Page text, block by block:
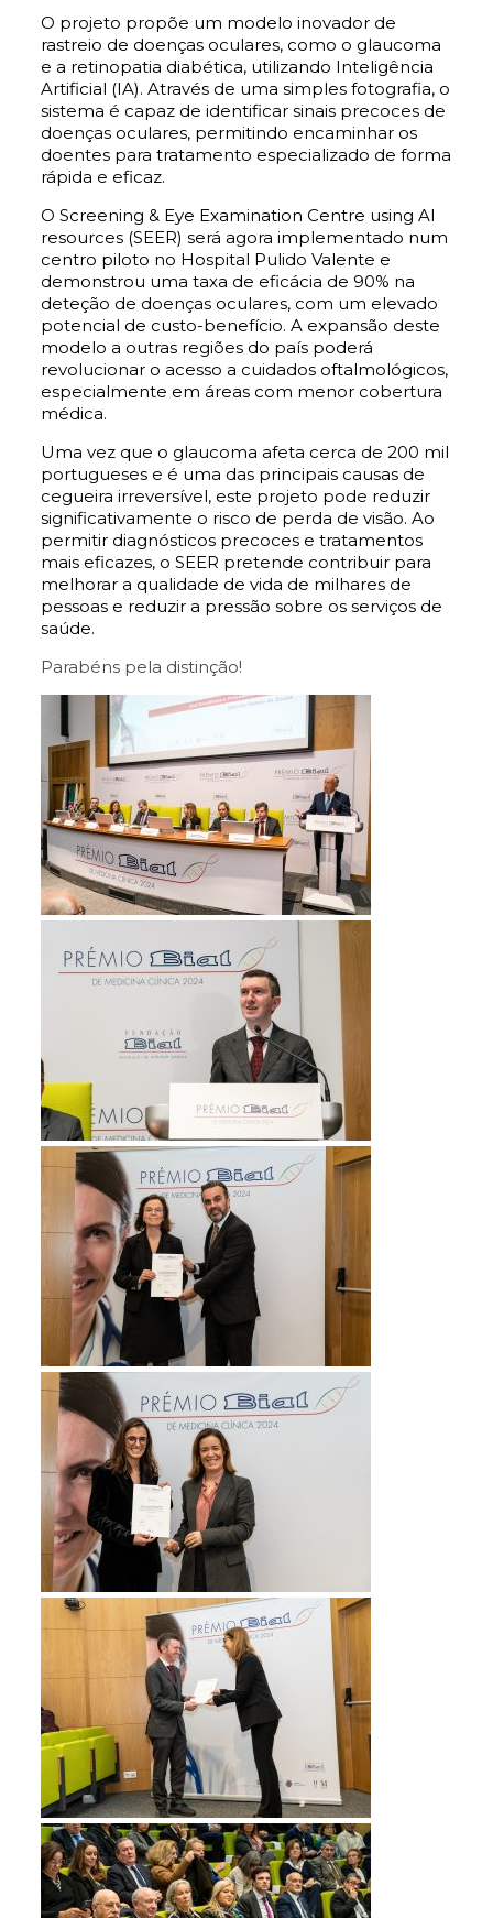
O projeto propõe um modelo inovador de
rastreio de doenças oculares, como o glaucoma
e a retinopatia diabética, utilizando Inteligência
Artificial (IA). Através de uma simples fotografia, o
sistema é capaz de identificar sinais precoces de
doenças oculares, permitindo encaminhar os
doentes para tratamento especializado de forma
rápida e eficaz.
O Screening & Eye Examination Centre using AI
resources (SEER) será agora implementado num
centro piloto no Hospital Pulido Valente e
demonstrou uma taxa de eficácia de 90% na
deteção de doenças oculares, com um elevado
potencial de custo-benefício. A expansão deste
modelo a outras regiões do país poderá
revolucionar o acesso a cuidados oftalmológicos,
especialmente em áreas com menor cobertura
médica.
Uma vez que o glaucoma afeta cerca de 200 mil
portugueses e é uma das principais causas de
cegueira irreversível, este projeto pode reduzir
significativamente o risco de perda de visão. Ao
permitir diagnósticos precoces e tratamentos
mais eficazes, o SEER pretende contribuir para
melhorar a qualidade de vida de milhares de
pessoas e reduzir a pressão sobre os serviços de
saúde.
Parabéns pela distinção!